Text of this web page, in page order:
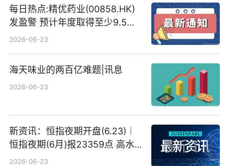
每日热点:精优药业(00858.HK)
发盈警 预计年度取得至少9.5亿
港元的亏损 同比盈转亏
2026-06-23
海天味业的两百亿难题|讯息
2026-06-23
新资讯：恒指夜期开盘(6.23)︱
恒指夜期(6月)报23359点 高水
23点
2026-06-23